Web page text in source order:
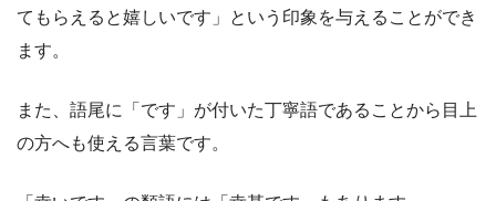
てもらえると嬉しいです」という印象を与えることができ
ます。
また、語尾に「です」が付いた丁寧語であることから目上
の方へも使える言葉です。